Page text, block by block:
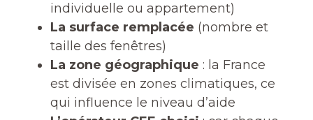
individuelle ou appartement)
La surface remplacée (nombre et
taille des fenêtres)
La zone géographique : la France
est divisée en zones climatiques, ce
qui influence le niveau d’aide